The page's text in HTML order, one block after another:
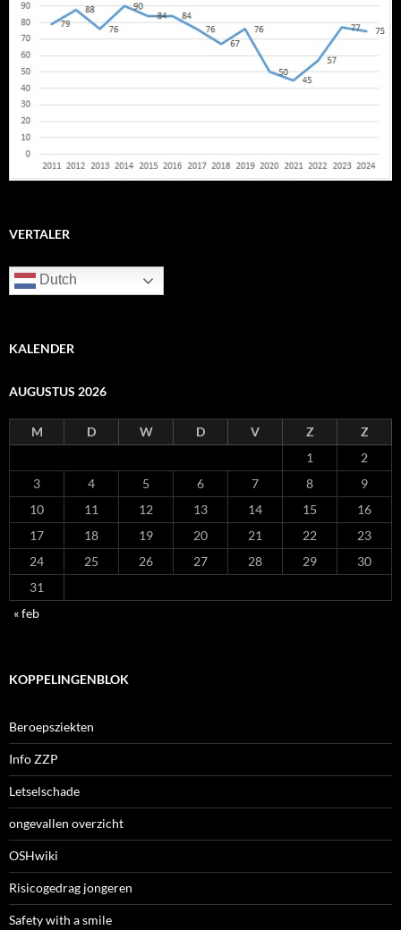
VERTALER
Dutch
KALENDER
AUGUSTUS 2026
M D W D V Z
Z
1
2
3
4 5 6 7 8
9
10
11 12 13 14 15
16
17
18 19 20 21 22
23
24
25 26 27 28 29
30
31
« feb
KOPPELINGENBLOK
Beroepsziekten
Info ZZP
Letselschade
ongevallen overzicht
OSHwiki
Risicogedrag jongeren
Safety with a smile